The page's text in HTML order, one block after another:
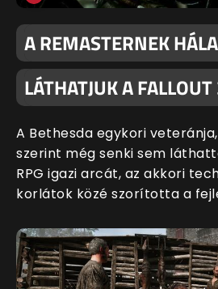
A REMASTERNEK
LÁTHATJUK A
A Bethesda egykori
szerint még senki sem
RPG igazi arcát, az akkori
korlátok közé szorította a